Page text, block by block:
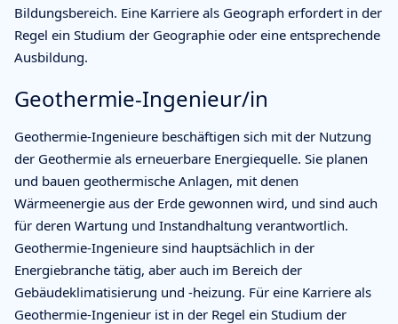
Bildungsbereich. Eine Karriere als Geograph erfordert in der
Regel ein Studium der Geographie oder eine entsprechende
Ausbildung.
Geothermie-Ingenieur/in
Geothermie-Ingenieure beschäftigen sich mit der Nutzung
der Geothermie als erneuerbare Energiequelle. Sie planen
und bauen geothermische Anlagen, mit denen
Wärmeenergie aus der Erde gewonnen wird, und sind auch
für deren Wartung und Instandhaltung verantwortlich.
Geothermie-Ingenieure sind hauptsächlich in der
Energiebranche tätig, aber auch im Bereich der
Gebäudeklimatisierung und -heizung. Für eine Karriere als
Geothermie-Ingenieur ist in der Regel ein Studium der